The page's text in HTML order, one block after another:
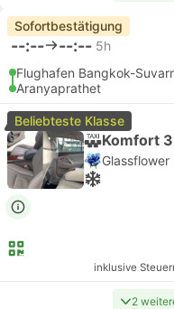
Sofortbestätigung
--:-- --:-- 5h
Flughafen Bangkok-
Aranyaprathet
Beliebteste Klasse
Komfort
Glassflower
inklusive
2